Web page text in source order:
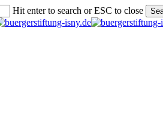
Hit enter to search or ESC to close